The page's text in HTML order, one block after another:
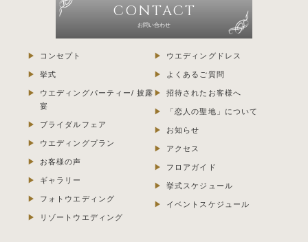
CONTACT
お問い合わせ
コンセプト
挙式
ウエディングパーティー/ 披露
宴
ブライダルフェア
ウエディングプラン
お客様の声
ギャラリー
フォトウエディング
リゾートウエディング
ウエディングドレス
よくあるご質問
招待されたお客様へ
「恋人の聖地」について
お知らせ
アクセス
フロアガイド
挙式スケジュール
イベントスケジュール